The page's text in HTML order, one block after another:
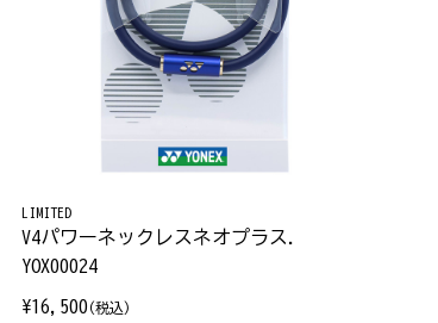
LIMITED
V4パワーネックレスネオプラス.
YOX00024
¥16,500 (税込)